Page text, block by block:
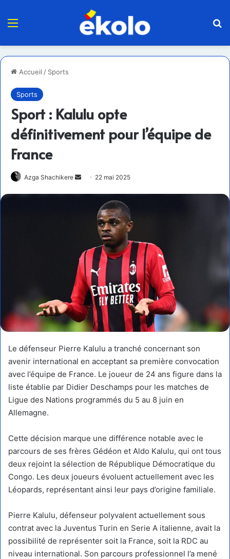
Menu
Accueil / Sports
Sports
Sport : Kalulu opte
définitivement pour l’équipe de
France
Azga Shachikere
Envoyer22 mai 2025
Le défenseur Pierre Kalulu a tranché concernant son
avenir international en acceptant sa première convocation
avec l’équipe de France. Le joueur de 24 ans figure dans la
liste établie par Didier Deschamps pour les matches de
Ligue des Nations programmés du 5 au 8 juin en
Allemagne.
Cette décision marque une différence notable avec le
parcours de ses frères Gédéon et Aldo Kalulu, qui ont tous
deux rejoint la sélection de République Démocratique du
Congo. Les deux joueurs évoluent actuellement avec les
Léopards, représentant ainsi leur pays d’origine familiale.
Pierre Kalulu, défenseur polyvalent actuellement sous
contrat avec la Juventus Turin en Serie A italienne, avait la
possibilité de représenter soit la France, soit la RDC au
niveau international. Son parcours professionnel l’a mené